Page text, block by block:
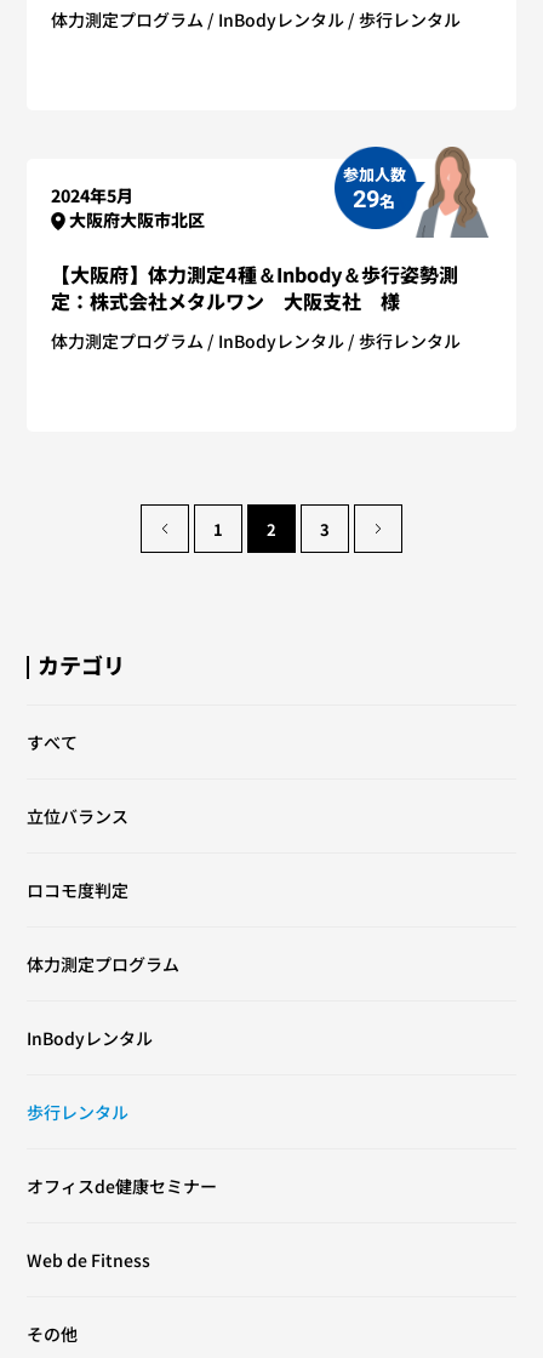
体力測定プログラム InBodyレンタル 歩行レンタル
2024年5月
大阪府大阪市北区
参加人数
29名
【大阪府】体力測定4種＆Inbody＆歩行姿勢測
定：株式会社メタルワン 大阪支社 様
体力測定プログラム InBodyレンタル 歩行レンタル
< 1 2 3 >
カテゴリ
すべて
立位バランス
ロコモ度判定
体力測定プログラム
InBodyレンタル
歩行レンタル
オフィスde健康セミナー
Web de Fitness
その他